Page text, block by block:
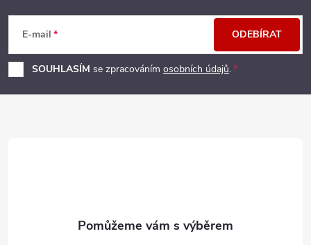
p
a
E-mail
SOUHLASÍM se zpracováním osobních údajů.
ODEBÍRAT